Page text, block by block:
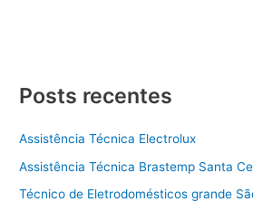
Posts recentes
Assistência Técnica Electrolux
Assistência Técnica Brastemp Santa
Técnico de Eletrodomésticos grande